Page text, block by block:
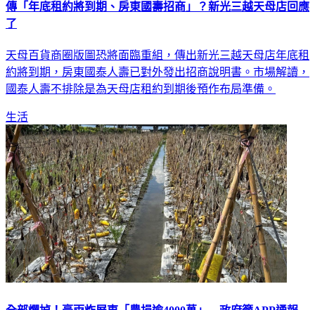
傳「年底租約將到期、房東國壽招商」？新光三越天母店回應
了
天母百貨商圈版圖恐將面臨重組，傳出新光三越天母店年底租
約將到期，房東國泰人壽已對外發出招商說明書。市場解讀，
國泰人壽不排除是為天母店租約到期後預作布局準備。
生活